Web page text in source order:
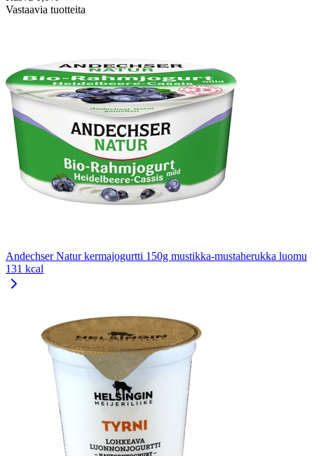
Vastaavia tuotteita
Andechser Natur kermajogurtti 150g mustikka-mustaherukka luomu
131 kcal